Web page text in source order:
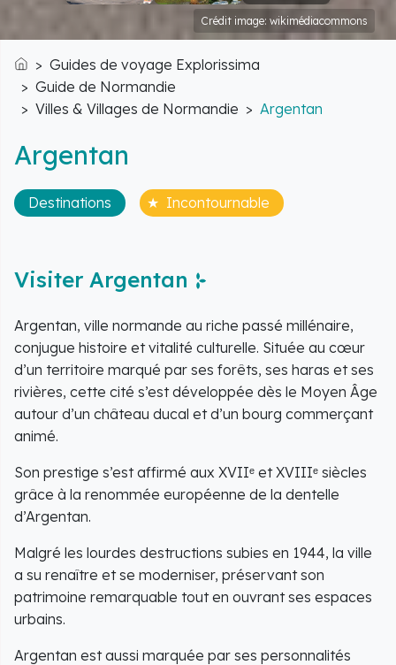
Crédit image: wikimédiacommons
Accueil
Guides de voyage Explorissima
Guide de Normandie
Villes & Villages de Normandie
Argentan
Argentan
Destinations Incontournable
Visiter Argentan
Argentan, ville normande au riche passé millénaire,
conjugue histoire et vitalité culturelle. Située au cœur
d’un territoire marqué par ses forêts, ses haras et ses
rivières, cette cité s’est développée dès le Moyen Âge
autour d’un château ducal et d’un bourg commerçant
animé.
Son prestige s’est affirmé aux XVIIᵉ et XVIIIᵉ siècles
grâce à la renommée européenne de la dentelle
d’Argentan.
Malgré les lourdes destructions subies en 1944, la ville
a su renaître et se moderniser, préservant son
patrimoine remarquable tout en ouvrant ses espaces
urbains.
Argentan est aussi marquée par ses personnalités